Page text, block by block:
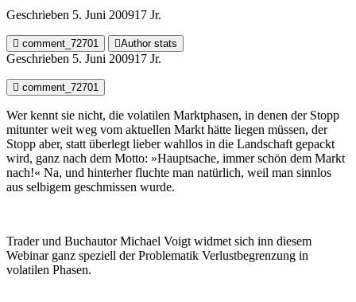
Geschrieben 5. Juni 200917 Jr.
comment_72701 Author stats
Geschrieben 5. Juni 200917 Jr.
comment_72701
Wer kennt sie nicht, die volatilen Marktphasen, in denen der Stopp
mitunter weit weg vom aktuellen Markt hätte liegen müssen, der
Stopp aber, statt überlegt lieber wahllos in die Landschaft gepackt
wird, ganz nach dem Motto: »Hauptsache, immer schön dem Markt
nach!« Na, und hinterher fluchte man natürlich, weil man sinnlos
aus selbigem geschmissen wurde.
Trader und Buchautor Michael Voigt widmet sich inn diesem
Webinar ganz speziell der Problematik Verlustbegrenzung in
volatilen Phasen.